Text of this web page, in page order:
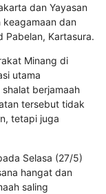
dan Yayasan
keagamaan dan
Pabelan, Kartasura.
Minang di
utama
berjamaah
tersebut tidak
tetapi juga
Selasa (27/5)
hangat dan
saling